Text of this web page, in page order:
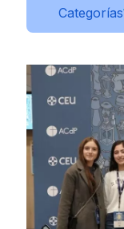
Categorías